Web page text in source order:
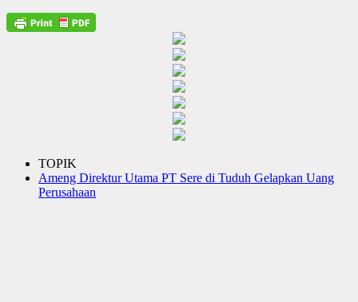
TOPIK
Ameng Direktur Utama PT Sere di Tuduh Gelapkan Uang
Perusahaan